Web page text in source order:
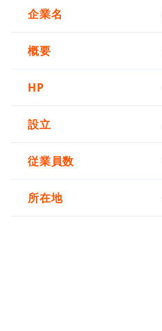
企業名
概要
HP
設立
従業員数
所在地